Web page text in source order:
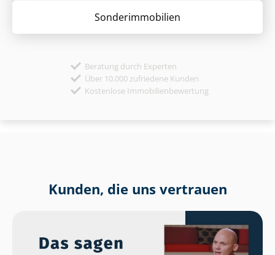
Sonder­immobilien
Beratung durch Experten
Über 10.000 zufriedene Kunden
Kostenlose Immobilienbewertung
Kunden, die uns vertrauen